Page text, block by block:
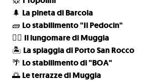
🌲 La pineta di Barcola
🧱 Lo stabilimento "Il Pedocin"
🚶‍♀️ Il lungomare di Muggia
🏝️ La spiaggia di Porto San Rocco
🌴 Lo stabilimento di "BOA"
🌅 Le terrazze di Muggia